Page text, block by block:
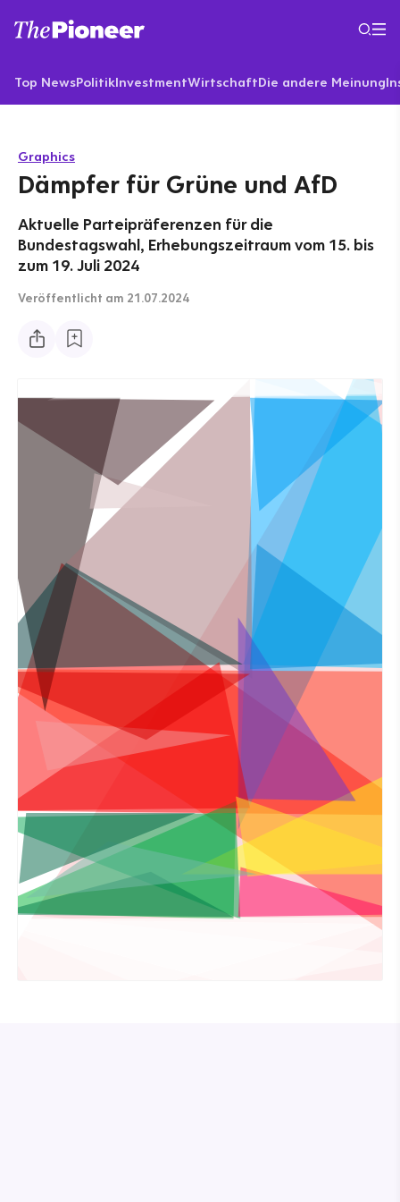
Top NewsPolitikInvestmentWirtschaftDie andere Meinung
Graphics
Dämpfer für Grüne und AfD
Aktuelle Parteipräferenzen für die
Bundestagswahl, Erhebungszeitraum vom 15. bis
zum 19. Juli 2024
Veröffentlicht am 21.07.2024